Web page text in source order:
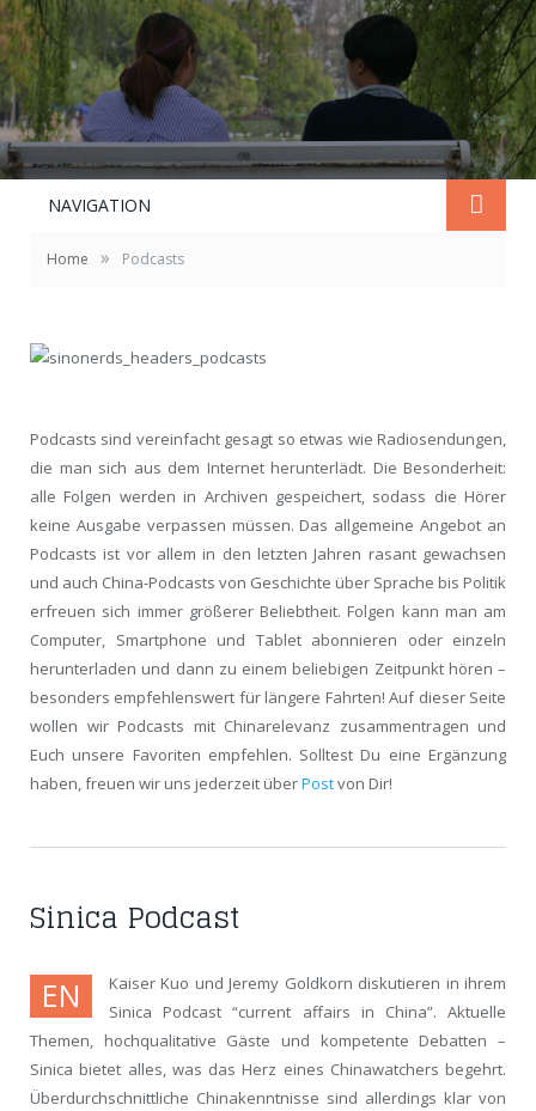
NAVIGATION
Home » Podcasts
Podcasts sind vereinfacht gesagt so etwas wie Radiosendungen,
die man sich aus dem Internet herunterlädt. Die Besonderheit:
alle Folgen werden in Archiven gespeichert, sodass die Hörer
keine Ausgabe verpassen müssen. Das allgemeine Angebot an
Podcasts ist vor allem in den letzten Jahren rasant gewachsen
und auch China-Podcasts von Geschichte über Sprache bis Politik
erfreuen sich immer größerer Beliebtheit. Folgen kann man am
Computer, Smartphone und Tablet abonnieren oder einzeln
herunterladen und dann zu einem beliebigen Zeitpunkt hören –
besonders empfehlenswert für längere Fahrten! Auf dieser Seite
wollen wir Podcasts mit Chinarelevanz zusammentragen und
Euch unsere Favoriten empfehlen. Solltest Du eine Ergänzung
haben, freuen wir uns jederzeit überPostvon Dir!
Sinica Podcast
EN
Kaiser Kuo und Jeremy Goldkorn diskutieren in ihrem
Sinica Podcast “current affairs in China”. Aktuelle
Themen, hochqualitative Gäste und kompetente Debatten –
Sinica bietet alles, was das Herz eines Chinawatchers begehrt.
Überdurchschnittliche Chinakenntnisse sind allerdings klar von